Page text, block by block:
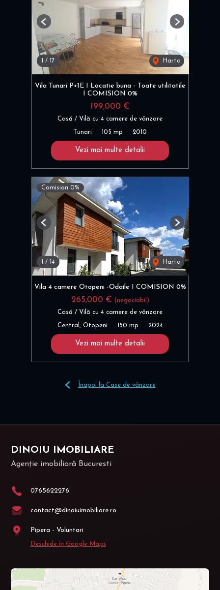
/ 17 Harta
Previous Next
Vila Tunari P+1E I Locatie buna - Toate utilitatile
I COMISION 0%
199,000 €
Casă / Vilă cu 4 camere de vânzare
Tunari 105 mp 2010
Vezi mai multe detalii
Comision 0%
1 / 14 Harta
Previous Next
Vila 4 camere Otopeni -Odaile I COMISION 0%
265,000 € (negociabil)
Casă / Vilă cu 4 camere de vânzare
Central, Otopeni 150 mp 2024
Vezi mai multe detalii
Înapoi la Case de vânzare
DINOIU IMOBILIARE
Agenție imobiliară Bucuresti
0765622276
contact@dinoiuimobiliare.ro
Pipera - Voluntari
Deschide în Google Maps